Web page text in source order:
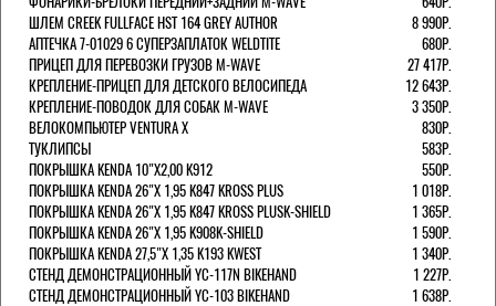
ШЛЕМ CREEK FULLFACE HST 164 GREY AUTHOR
8 990Р.
АПТЕЧКА 7-01029 6 СУПЕРЗАПЛАТОК WELDTITE
680Р.
ПРИЦЕП ДЛЯ ПЕРЕВОЗКИ ГРУЗОВ M-WAVE
27 417Р.
КРЕПЛЕНИЕ-ПРИЦЕП ДЛЯ ДЕТСКОГО ВЕЛОСИПЕДА
12 643Р.
КРЕПЛЕНИЕ-ПОВОДОК ДЛЯ СОБАК M-WAVE
3 350Р.
ВЕЛОКОМПЬЮТЕР VENTURA Х
830Р.
ТУКЛИПСЫ
583Р.
ПОКРЫШКА KENDA 10"Х2,00 K912
550Р.
ПОКРЫШКА KENDA 26"Х 1,95 K847 KROSS PLUS
1 018Р.
ПОКРЫШКА KENDA 26"Х 1,95 K847 KROSS PLUSK-SHIELD
1 365Р.
ПОКРЫШКА KENDA 26"Х 1,95 K908K-SHIELD
1 590Р.
ПОКРЫШКА KENDA 27,5"Х 1,35 K193 KWEST
1 340Р.
СТЕНД ДЕМОНСТРАЦИОННЫЙ YC-117N BIKEHAND
1 227Р.
СТЕНД ДЕМОНСТРАЦИОННЫЙ YC-103 BIKEHAND
1 638Р.